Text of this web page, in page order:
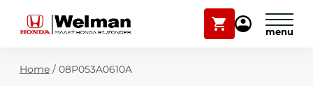
Winkelwagen
Mijn
Modellen
Zoekfunctie
Home / 08P053A0610A